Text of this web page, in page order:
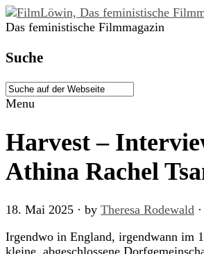
Das feministische Filmmagazin
Suche
Menu
Harvest –
Athina Rachel
18. Mai 2025 · by Theresa Rodewald
Irgendwo in England, irgendwann im